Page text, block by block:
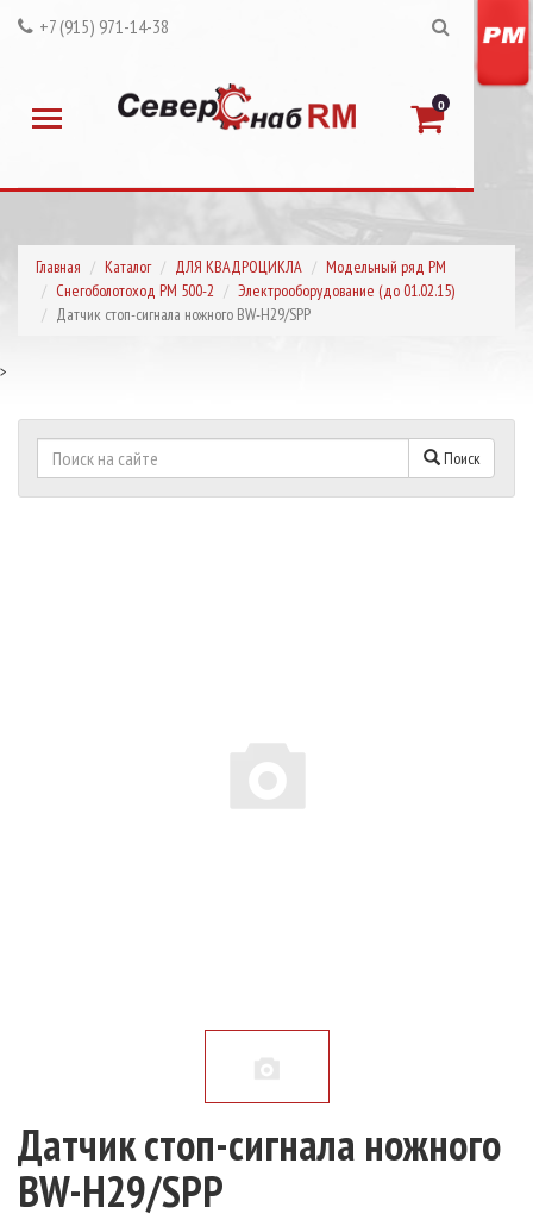
+7 (915) 971-14-38
0
Главная Каталог ДЛЯ КВАДРОЦИКЛА
Модельный ряд РМ
Снегоболотоход РМ 500-2
Электрооборудование (до 01.02.15)
Датчик стоп-сигнала ножного BW-H29/SPP
>
Поиск
Датчик стоп-сигнала ножного
BW-H29/SPP